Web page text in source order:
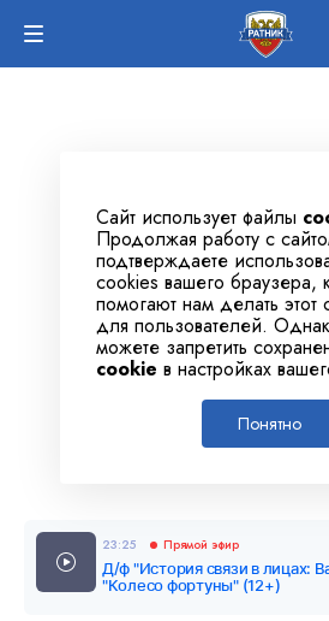
Сайт использует файлы
Продолжая работу с
подтверждаете
cookies вашего браузера,
помогают нам делать этот
для пользователей.
можете запретить
cookie в настройках
Понятно
23:25 Прямой эфир
Д/ф "История связи в лицах:
"Колесо фортуны" (12+)